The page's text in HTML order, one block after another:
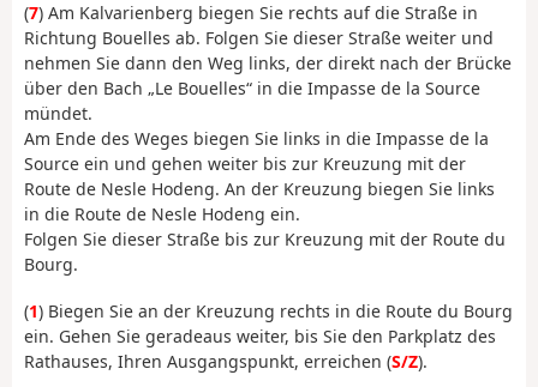
(7) Am Kalvarienberg biegen Sie rechts auf die Straße in
Richtung Bouelles ab. Folgen Sie dieser Straße weiter und
nehmen Sie dann den Weg links, der direkt nach der Brücke
über den Bach „Le Bouelles“ in die Impasse de la Source
mündet.
Am Ende des Weges biegen Sie links in die Impasse de la
Source ein und gehen weiter bis zur Kreuzung mit der
Route de Nesle Hodeng. An der Kreuzung biegen Sie links
in die Route de Nesle Hodeng ein.
Folgen Sie dieser Straße bis zur Kreuzung mit der Route du
Bourg.
(1) Biegen Sie an der Kreuzung rechts in die Route du Bourg
ein. Gehen Sie geradeaus weiter, bis Sie den Parkplatz des
Rathauses, Ihren Ausgangspunkt, erreichen (S/Z).